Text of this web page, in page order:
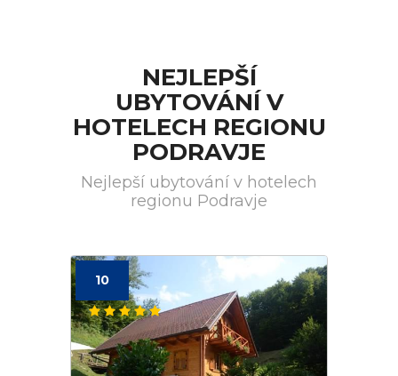
NEJLEPŠÍ
UBYTOVÁNÍ V
HOTELECH REGIONU
PODRAVJE
Nejlepší ubytování v hotelech
regionu Podravje
10